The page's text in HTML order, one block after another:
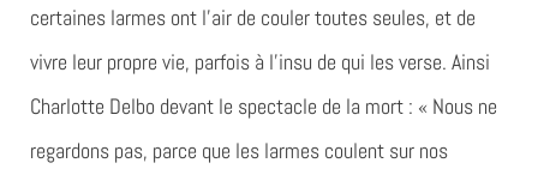
certaines larmes ont l’air de couler toutes seules, et de
vivre leur propre vie, parfois à l’insu de qui les verse. Ainsi
Charlotte Delbo devant le spectacle de la mort : « Nous ne
regardons pas, parce que les larmes coulent sur nos